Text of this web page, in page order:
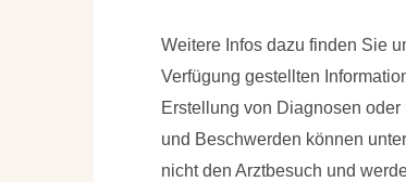
Weitere Infos dazu finden Sie
Verfügung gestellten
Erstellung von Diagnosen
und Beschwerden können
nicht den Arztbesuch und